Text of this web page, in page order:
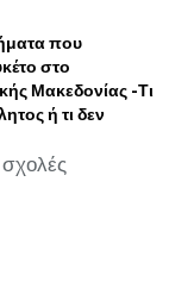
που
στο
Μακεδονίας -Τι
ή τι δεν